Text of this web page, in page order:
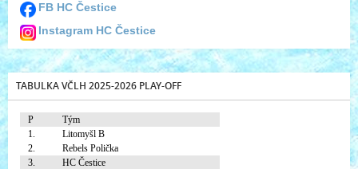
FB HC Čestice
Instagram HC Čestice
TABULKA VČLH 2025-2026 PLAY-OFF
P
Tým
1.
Litomyšl B
2.
Rebels Polička
3.
HC Čestice